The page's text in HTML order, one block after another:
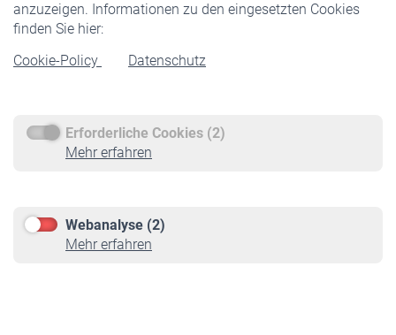
anzuzeigen. Informationen zu den eingesetzten Cookies
finden Sie hier:
Cookie-Policy
Datenschutz
Erforderliche Cookies (2)
Mehr erfahren
Webanalyse (2)
Mehr erfahren
Rentner
Rentenbeginn
Rente beantragen
Service
Informationen
Online-Rechner
VBLnewsletter